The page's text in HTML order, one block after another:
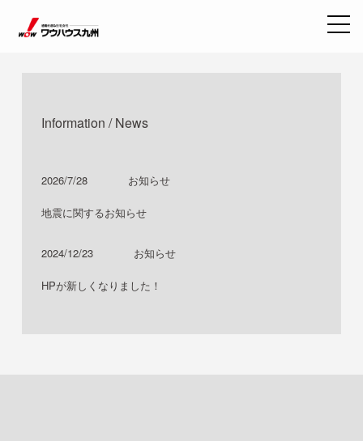
Information / News
2026/7/28 お知らせ
地震に関するお知らせ
2024/12/23 お知らせ
HPが新しくなりました！